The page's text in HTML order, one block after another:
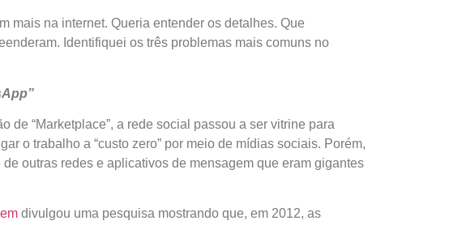
mais na internet. Queria entender os detalhes. Que
Identifiquei os três problemas mais comuns no
“Marketplace”, a rede social passou a ser vitrine para
o trabalho a “custo zero” por meio de mídias sociais. Porém,
outras redes e aplicativos de mensagem que eram gigantes
divulgou uma pesquisa mostrando que, em 2012, as